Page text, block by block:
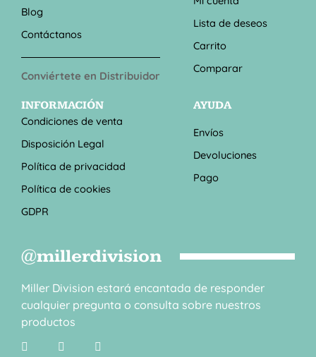
Blog
Contáctanos
Conviértete en Distribuidor
Lista de deseos
Carrito
Comparar
INFORMACIÓN
Condiciones de venta
Disposición Legal
Política de privacidad
Política de cookies
GDPR
AYUDA
Envíos
Devoluciones
Pago
@millerdivision
Miller Division estará encantada de responder
cualquier pregunta o consulta sobre nuestros
productos